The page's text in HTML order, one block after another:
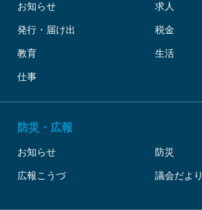
お知らせ 求人
発行・届け出 税金
教育 生活
仕事
防災・広報
お知らせ 防災
広報こうづ 議会だより